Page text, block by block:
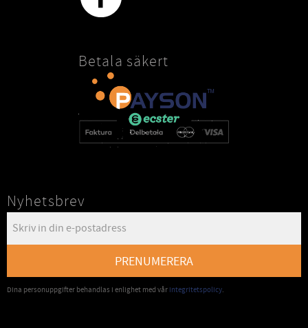
Betala säkert
Nyhetsbrev
PRENUMERERA
Dina personuppgifter behandlas i enlighet med vår integritetspolicy.